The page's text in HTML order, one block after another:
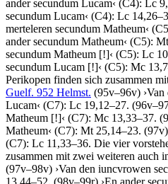
ander secundum Lucam‹ (C4): Lc
secundum Lucam‹ (C4): Lc
merteleren secundum Matheum‹
ander secundum Matheum‹ (C5):
secundum Matheum [!]‹ (C5): Lc
secundum Lucam [!]‹ (C5): Mc
Perikopen finden sich zusammen
Guelf. 952 Helmst. (95v–96v) ›Van
Lucam‹ (C7): Lc 19,12–27.
Matheum [!]‹ (C7): Mc 13,33–37.
Matheum‹ (C7): Mt 25,14–23. (97v)
(C7): Lc 11,33–36. Die vier
zusammen mit zwei weiteren auch
(97v–98v) ›Van den iuncvrowen
13,44–52. (98v–99r) ›En ander